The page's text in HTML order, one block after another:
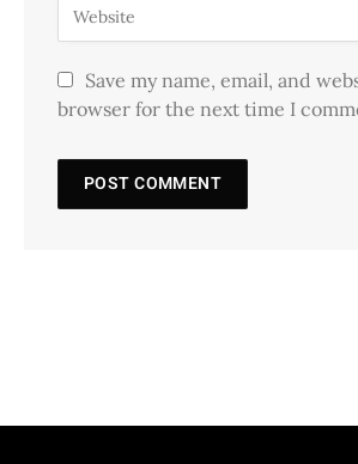
Save my name, email, and
browser for the next time I